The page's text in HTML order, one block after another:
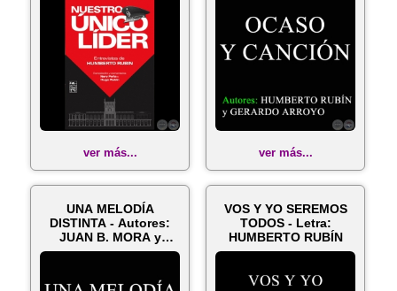
ver más... ver más...
UNA MELODÍA
DISTINTA - Autores:
JUAN B. MORA y
HUMBERTO RUBÍN
VOS Y YO SEREMOS
TODOS - Letra:
HUMBERTO RUBÍN